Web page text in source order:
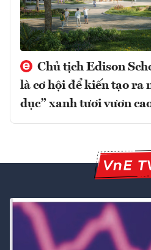
Chủ tịch Edison
là cơ hội để kiến tạo ra
dục” xanh tươi vươn